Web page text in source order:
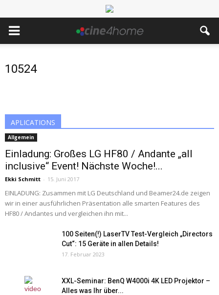
10524
APLICATIONS
Allgemein
Einladung: Großes LG HF80 / Andante „all
inclusive“ Event! Nächste Woche!...
Ekki Schmitt - 15. Juni 2017
EINLADUNG: Zusammen mit LG Deutschland und Beamer24.de zeigen
wir in einer ausführlichen Präsentation alle smarten Features des
HF80 / Andantes und vergleichen ihn mit...
100 Seiten(!) LaserTV Test-Vergleich „Directors
Cut“: 15 Geräte in allen Details!
17. Februar 2023
XXL-Seminar: BenQ W4000i 4K LED Projektor –
Alles was Ihr über...